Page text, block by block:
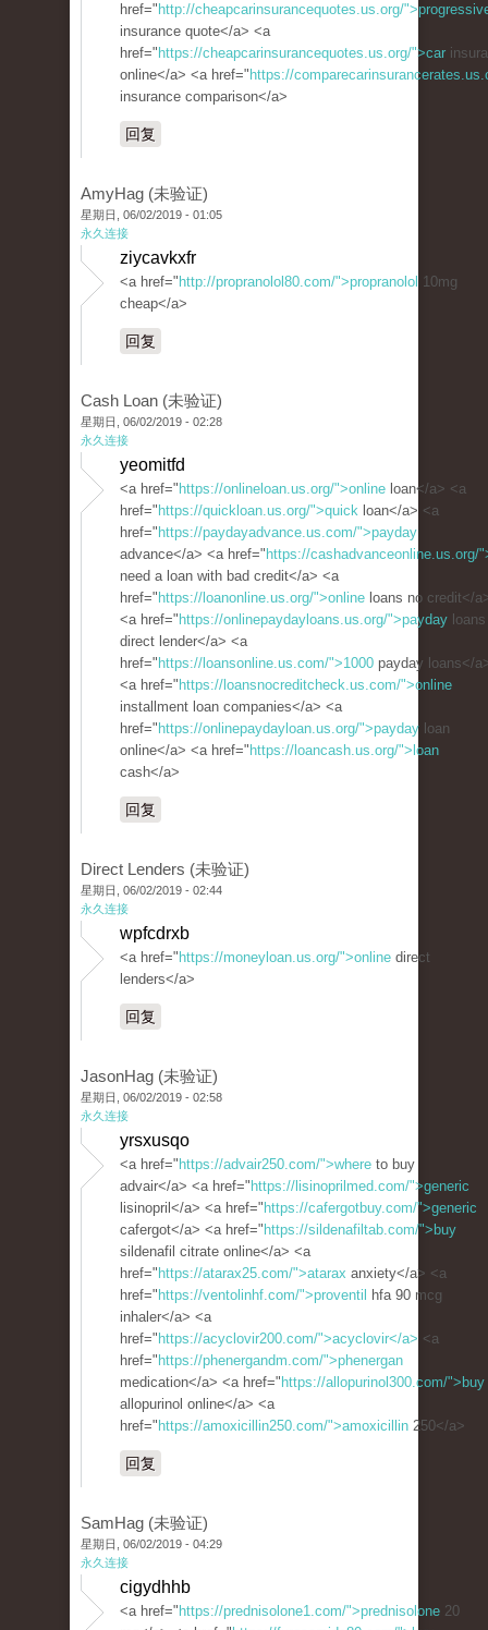
href=" http://cheapcarinsurancequotes.us.org/
insurance quote</a> <a
href=" https://cheapcarinsurancequotes.us.org/">car
online</a> <a href=" https://
insurance comparison</a>
回复
AmyHag (未验证)
星期日, 06/02/2019 - 01:05
永久连接
ziycavkxfr
<a href=" http://propranolol80.com/">propranolol 10mg
cheap</a>
回复
Cash Loan (未验证)
星期日, 06/02/2019 - 02:28
永久连接
yeomitfd
<a href=" https://onlineloan.us.org/">online loan</a> <a
href=" https://quickloan.us.org/">quick loan</a> <a
href=" https://paydayadvance.us.com/">payday
advance</a> <a href=" https://cashadvanceonline.us.org/
need a loan with bad credit</a> <a
href=" https://loanonline.us.org/">online loans no credit</
<a href=" https://onlinepaydayloans.us.org/">payday loans
direct lender</a> <a
href=" https://loansonline.us.com/">1000 payday loans</
<a href=" https://loansnocreditcheck.us.com/">online
installment loan companies</a> <a
href=" https://onlinepaydayloan.us.org/">payday loan
online</a> <a href=" https://loancash.us.org/">loan
cash</a>
回复
Direct Lenders (未验证)
星期日, 06/02/2019 - 02:44
永久连接
wpfcdrxb
<a href=" https://moneyloan.us.org/">online direct
lenders</a>
回复
JasonHag (未验证)
星期日, 06/02/2019 - 02:58
永久连接
yrsxusqo
<a href=" https://advair250.com/">where to buy
advair</a> <a href=" https://lisinoprilmed.com/">generic
lisinopril</a> <a href=" https://cafergotbuy.com/">generic
cafergot</a> <a href=" https://sildenafiltab.com/">buy
sildenafil citrate online</a> <a
href=" https://atarax25.com/">atarax anxiety</a> <a
href=" https://ventolinhf.com/">proventil
hfa 90 mcg
inhaler</a> <a
href=" https://acyclovir200.com/">acyclovir</a> <a
href=" https://phenergandm.com/">phenergan
medication</a> <a href=" https://allopurinol300.com/">buy
allopurinol online</a> <a
href=" https://amoxicillin250.com/">amoxicillin 250</a>
回复
SamHag (未验证)
星期日, 06/02/2019 - 04:29
永久连接
cigydhhb
<a href=" https://prednisolone1.com/">prednisolone 20